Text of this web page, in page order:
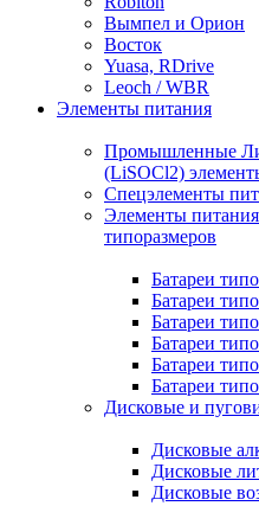
Вымпел и Орион
Восток
Yuasa, RDrive
Leoch / WBR
Элементы питания
Промышленные
(LiSOCl2)
Спецэлементы
Элементы
типоразмеров
Батареи
Батареи
Батареи
Батареи
Батареи
Батареи
Дисковые и
Дисковые
Дисковые
Дисковые